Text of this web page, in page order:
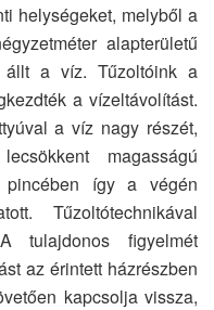
helységeket, melyből a
alapterületű
a víz. Tűzoltóink a
a vízeltávolítást.
a víz nagy részét,
magasságú
pincében így a végén
Tűzoltótechnikával
tulajdonos figyelmét
az érintett házrészben
kapcsolja vissza,